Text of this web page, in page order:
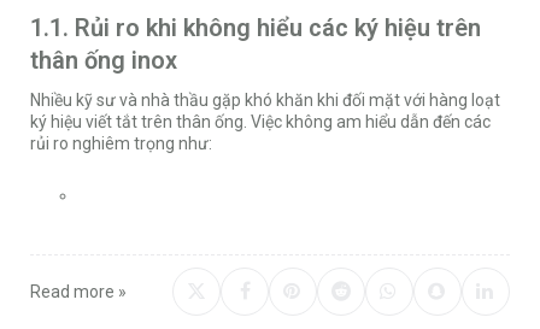
1.1. Rủi ro khi không hiểu các ký hiệu trên
thân ống inox
Nhiều kỹ sư và nhà thầu gặp khó khăn khi đối mặt với hàng loạt
ký hiệu viết tắt trên thân ống. Việc không am hiểu dẫn đến các
rủi ro nghiêm trọng như:
Read more »